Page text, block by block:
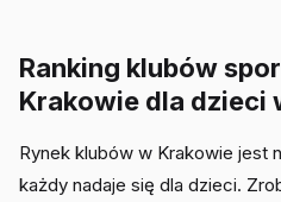
Ranking klubów
Krakowie dla dzieci
Rynek klubów w Krakowie jest
każdy nadaje się dla dzieci.